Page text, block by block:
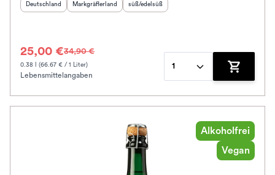
Alkoholfrei
Herkunftsland
Deutschland Herkunftsregion
Markgräflerland Geschmack:
süß/edelsüß
25,00 €34,90 €
0.38 l (66.67 € / 1 Liter)
Lebensmittelangaben
1
Zum
Alkoholfrei
Vegan